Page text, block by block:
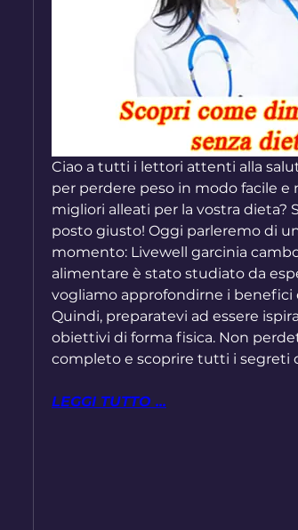
Ciao a tutti i lettori attenti alla
per perdere peso in modo facile e
migliori alleati per la vostra dieta?
posto giusto! Oggi parleremo di
momento: Livewell garcinia
alimentare è stato studiato da
vogliamo approfondirne i benefici
Quindi, preparatevi ad essere
obiettivi di forma fisica. Non
completo e scoprire tutti i segreti
LEGGI TUTTO ...